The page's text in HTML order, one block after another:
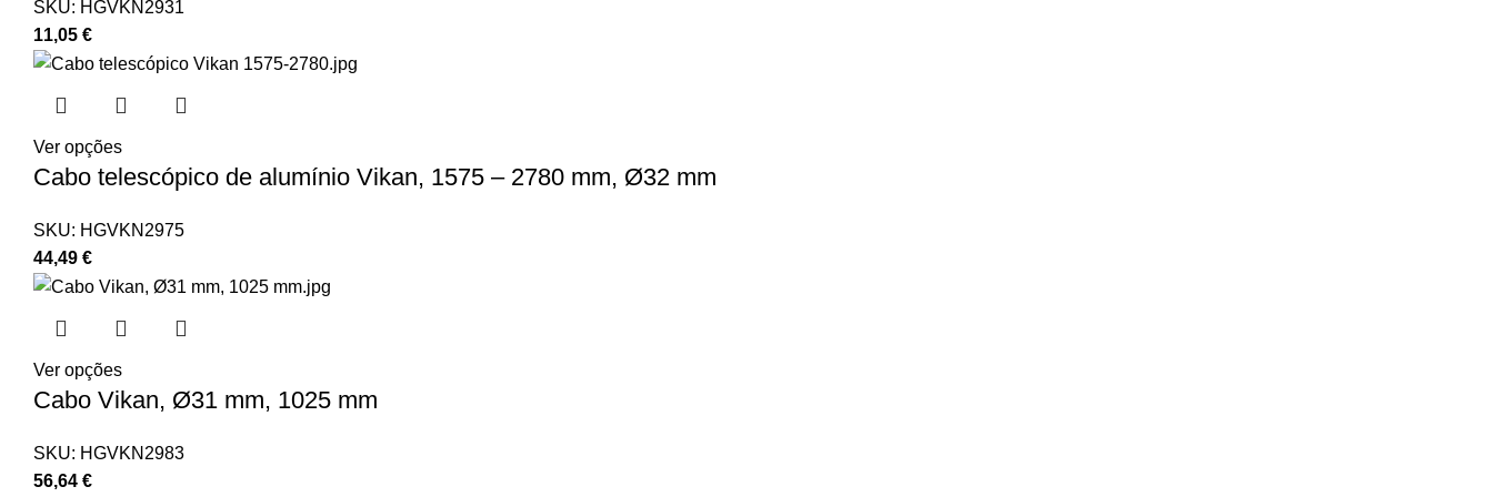
SKU: HGVKN2931
11,05 €
Ver opções
Cabo telescópico de alumínio Vikan, 1575 – 2780 mm, Ø32 mm
SKU: HGVKN2975
44,49 €
Ver opções
Cabo Vikan, Ø31 mm, 1025 mm
SKU: HGVKN2983
56,64 €